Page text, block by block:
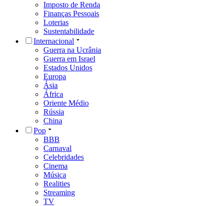
Imposto de Renda
Finanças Pessoais
Loterias
Sustentabilidade
Internacional
Guerra na Ucrânia
Guerra em Israel
Estados Unidos
Europa
Ásia
África
Oriente Médio
Rússia
China
Pop
BBB
Carnaval
Celebridades
Cinema
Música
Realities
Streaming
TV